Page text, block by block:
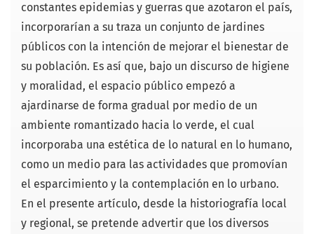
constantes epidemias y guerras que azotaron el país,
incorporarían a su traza un conjunto de jardines
públicos con la intención de mejorar el bienestar de
su población. Es así que, bajo un discurso de higiene
y moralidad, el espacio público empezó a
ajardinarse de forma gradual por medio de un
ambiente romantizado hacia lo verde, el cual
incorporaba una estética de lo natural en lo humano,
como un medio para las actividades que promovían
el esparcimiento y la contemplación en lo urbano.
En el presente artículo, desde la historiografía local
y regional, se pretende advertir que los diversos